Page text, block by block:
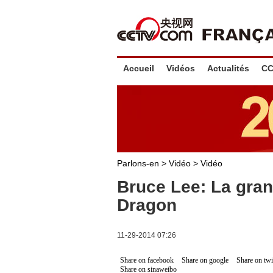
Accueil Vidéos Actualités
Parlons-en > Vidéo > Vidéo
Bruce Lee: La
Dragon
11-29-2014 07:26
Share on facebook Share on google
Share on
Share on sinaweibo